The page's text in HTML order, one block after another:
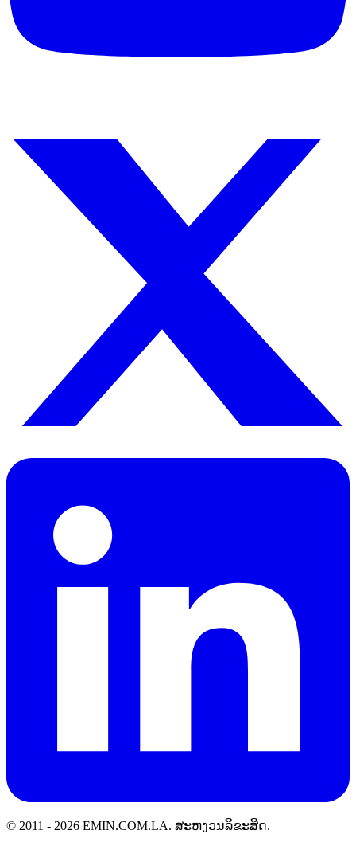
© 2011 - 2026 EMIN.COM.LA. ສະຫງວນລິຂະສິດ.